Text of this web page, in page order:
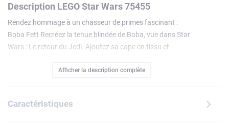
Description LEGO Star Wars 75455
Rendez hommage à un chasseur de primes fascinant :
Boba Fett Recréez la tenue blindée de Boba, vue dans Star
Wars : Le retour du Jedi. Ajoutez sa cape en tissu et
donner des poses de combat impressionnantes. Partagez
Afficher la description complète
Caractéristiques